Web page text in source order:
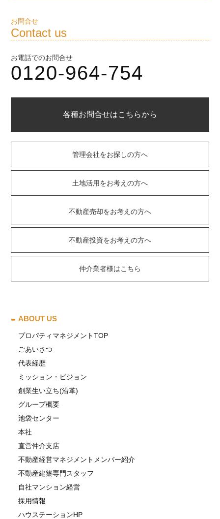
お問合せ
Contact us
お電話でのお問合せ
0120-964-754
各種お問合せはこちらから
管理会社をお探しの方へ
土地活用をお考えの方へ
不動産売却をお考えの方へ
不動産投資をお考えの方へ
仲介業者様はこちら
ABOUT US
プロパティマネジメントTOP
ごあいさつ
代表経歴
ミッション・ビジョン
創業生い立ち(沿革)
グループ概要
池袋センター
本社
直営仲介支店
不動産経営マネジメントメンバー紹介
不動産建築専門スタッフ
自社マンション経営
採用情報
ハウステーションHP